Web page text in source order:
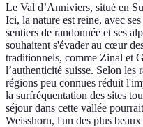
Le Val d’Anniviers, situé en
Ici, la nature est reine, avec
sentiers de randonnée et ses
souhaitent s'évader au cœur
traditionnels, comme Zinal et
l’authenticité suisse. Selon les
régions peu connues réduit
la surfréquentation des sites
séjour dans cette vallée
Weisshorn, l'un des plus